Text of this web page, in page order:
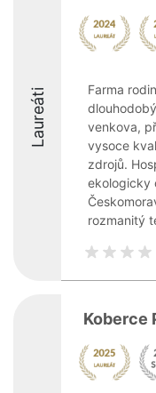
Laureáti
Farma
venkova,
vysoce
zdrojů.
ekologicky
rozmanitý
Koberce